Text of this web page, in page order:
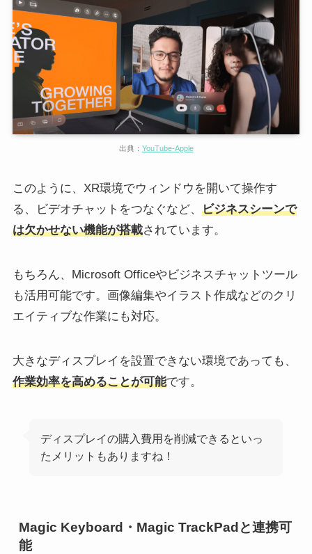
出典： YouTube-Apple
このように、XR環境でウィンドウを開いて操作す
る、ビデオチャットをつなぐなど、 ビジネスシーンで
は欠かせない機能が搭載されています。
もちろん、Microsoft Officeやビジネスチャットツール
も活用可能です。画像編集やイラスト作成などのクリ
エイティブな作業にも対応。
大きなディスプレイを設置できない環境であっても、
作業効率を高めることが可能です。
ディスプレイの購入費用を削減できるといっ
たメリットもありますね！
Magic Keyboard・Magic TrackPadと連携可
能